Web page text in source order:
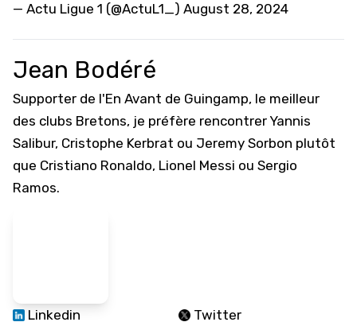
— Actu Ligue 1 (@ActuL1_) August 28, 2024
Jean Bodéré
Supporter de l'En Avant de Guingamp, le meilleur
des clubs Bretons, je préfère rencontrer Yannis
Salibur, Cristophe Kerbrat ou Jeremy Sorbon plutôt
que Cristiano Ronaldo, Lionel Messi ou Sergio
Ramos.
Linkedin Twitter